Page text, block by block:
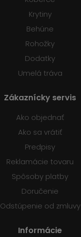
Krytiny
Behúne
Rohožky
Dodatky
Umelá tráva
Zákaznícky servis
Ako objednať
Ako sa vrátiť
Predpisy
Reklamácie tovaru
Spôsoby platby
Doručenie
Odstúpenie od zmluvy
Informácie